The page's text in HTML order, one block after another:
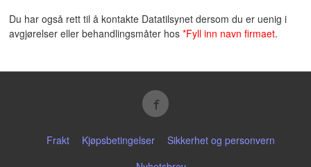
Du har også rett til å kontakte Datatilsynet dersom du er uenig i
avgjørelser eller behandlingsmåter hos*Fyll inn navn firmaet.
Frakt Kjøpsbetingelser
Sikkerhet og personvern